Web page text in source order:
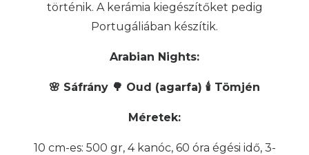
történik. A kerámia kiegészítőket pedig
Portugáliában készítik.
Arabian Nights:
🌸 Sáfrány 🌳 Oud (agarfa) 🕯️ Tömjén
Méretek:
10 cm-es: 500 gr, 4 kanóc, 60 óra égési idő, 3-